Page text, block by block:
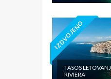
IZDVOJENO
TASOS
RIVIERA